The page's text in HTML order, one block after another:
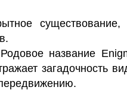
существование,
название
загадочность